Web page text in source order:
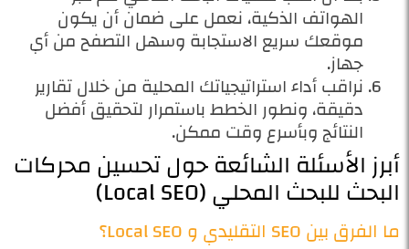
الهواتف الذكية، نعمل على ضمان أن يكون
موقعك سريع الاستجابة وسهل التصفح من أي
جهاز.
نراقب أداء استراتيجياتك المحلية من خلال تقارير
دقيقة، ونطور الخطط باستمرار لتحقيق أفضل
النتائج وبأسرع وقت ممكن.
أبرز الأسئلة الشائعة حول تحسين محركات
البحث للبحث المحلي (Local SEO)
ما الفرق بين SEO التقليدي و Local SEO؟